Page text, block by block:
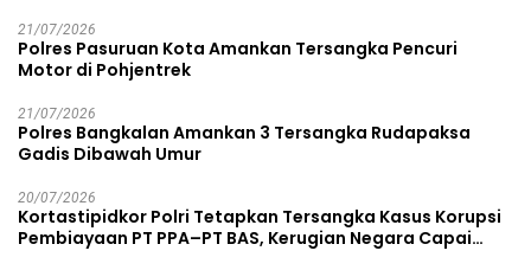
21/07/2026
Polres Pasuruan Kota Amankan Tersangka Pencuri
Motor di Pohjentrek
21/07/2026
Polres Bangkalan Amankan 3 Tersangka Rudapaksa
Gadis Dibawah Umur
20/07/2026
Kortastipidkor Polri Tetapkan Tersangka Kasus Korupsi
Pembiayaan PT PPA–PT BAS, Kerugian Negara Capai